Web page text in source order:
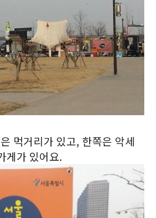
먹거리가 있고, 한쪽은 악세
게가 있어요.